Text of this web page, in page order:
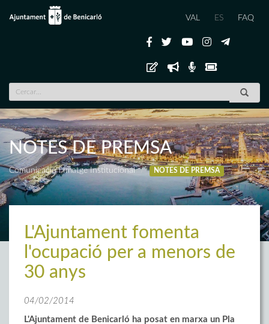
VAL ES FAQ
NOTES DE PREMSA
Comunicació i Imatge Institucional NOTES DE PREMSA
L'Ajuntament fomenta
l'ocupació per a menors de
30 anys
04/02/2014
L'Ajuntament de Benicarló ha posat en marxa un Pla